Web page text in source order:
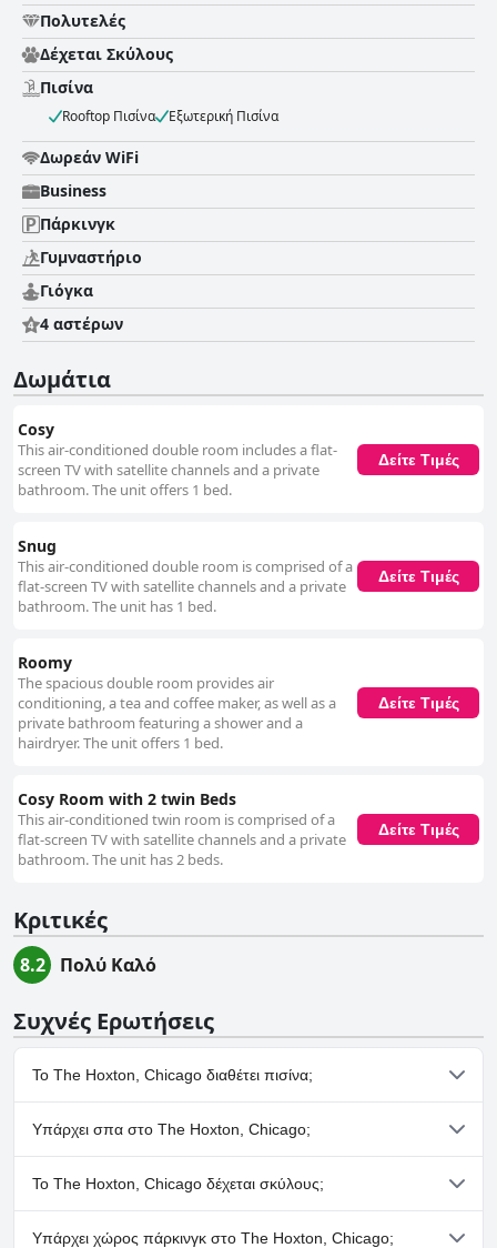
Πολυτελές
Δέχεται Σκύλους
Πισίνα
Rooftop Πισίνα Εξωτερική Πισίνα
Δωρεάν WiFi
Business
Πάρκινγκ
Γυμναστήριο
Γιόγκα
4 αστέρων
Δωμάτια
Cosy
This air-conditioned double room includes a flat-
screen TV with satellite channels and a private
bathroom. The unit offers 1 bed.
Δείτε Τιμές
Snug
This air-conditioned double room is comprised of a
flat-screen TV with satellite channels and a private
bathroom. The unit has 1 bed.
Δείτε Τιμές
Roomy
The spacious double room provides air
conditioning, a tea and coffee maker, as well as a
private bathroom featuring a shower and a
hairdryer. The unit offers 1 bed.
Δείτε Τιμές
Cosy Room with 2 twin Beds
This air-conditioned twin room is comprised of a
flat-screen TV with satellite channels and a private
bathroom. The unit has 2 beds.
Δείτε Τιμές
Κριτικές
8.2 Πολύ Καλό
Συχνές Ερωτήσεις
Το The Hoxton, Chicago διαθέτει πισίνα;
Ναι, το The Hoxton, Chicago διαθέτει πισίνα/πισίνες που
ανήκουν σε μία ή περισσότερες από τις ακόλουθες κατηγορίες:
Rooftop Πισίνα, Εξωτερική Πισίνα.
Υπάρχει σπα στο The Hoxton, Chicago;
Όχι, το The Hoxton, Chicago δεν διαθέτει σπα.
Το The Hoxton, Chicago δέχεται σκύλους;
Ναι, το The Hoxton, Chicago δέχεται σκύλους.
Υπάρχει χώρος πάρκινγκ στο The Hoxton, Chicago;